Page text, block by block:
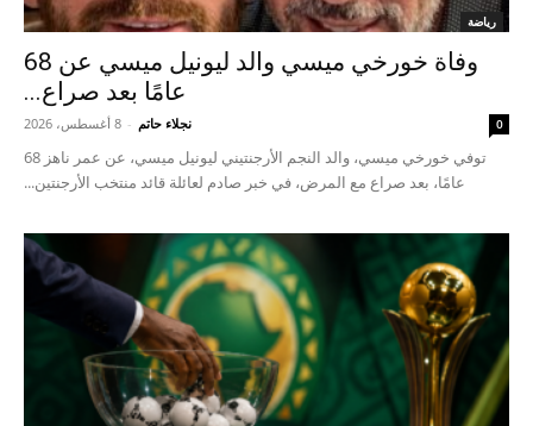
رياضة
وفاة خورخي ميسي والد ليونيل ميسي عن 68
عامًا بعد صراع...
نجلاء حاتم - 8 أغسطس، 2026 0
توفي خورخي ميسي، والد النجم الأرجنتيني ليونيل ميسي، عن عمر ناهز 68
عامًا، بعد صراع مع المرض، في خبر صادم لعائلة قائد منتخب الأرجنتين...